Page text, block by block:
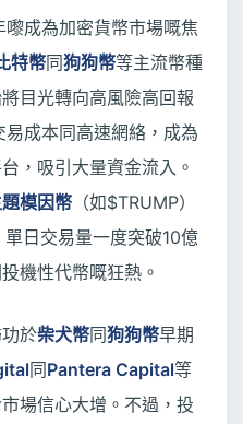
嚟成為加密貨幣市場嘅焦
特幣同狗狗幣等主流幣種
目光轉向高風險高回報
易成本同高速網絡，成為
，吸引大量資金流入。
模因幣 （如$TRUMP）
日交易量一度突破10億
機性代幣嘅狂熱。
於柴犬幣同狗狗幣早期
同Pantera Capital等
場信心大增。不過，投